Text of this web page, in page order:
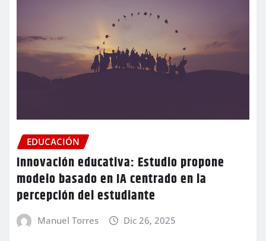
EDUCACIÓN
Innovación educativa: Estudio propone
modelo basado en IA centrado en la
percepción del estudiante
Manuel Torres Dic 26, 2025